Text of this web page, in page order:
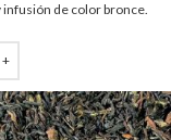
infusión de color bronce.